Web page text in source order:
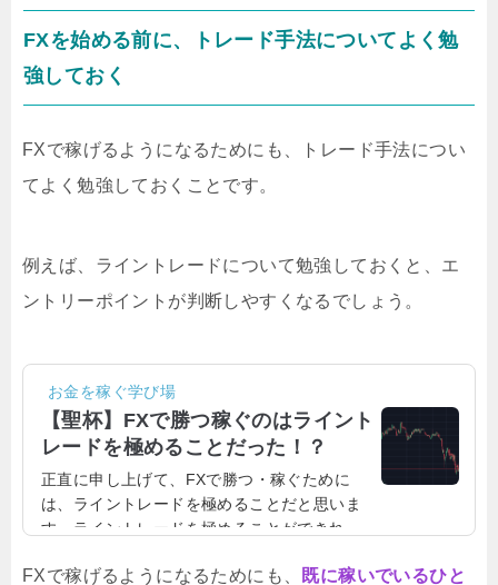
FXを始める前に、トレード手法についてよく勉
強しておく
FXで稼げるようになるためにも、
トレード手法につい
てよく勉強しておくこと です。
例えば、 ライントレードについて勉強しておく と、 エ
ントリーポイントが判断しやすくなる でしょう。
お金を稼ぐ学び場
【聖杯】FXで勝つ稼ぐのはライント
レードを極めることだった！？
正直に申し上げて、FXで勝つ・稼ぐために
は、ライントレードを極めることだと思いま
す。ライントレードを極めることができれ
が引けないと、エントリータイミングがわか
FXで稼げるようになるためにも、 既に稼いでいるひと